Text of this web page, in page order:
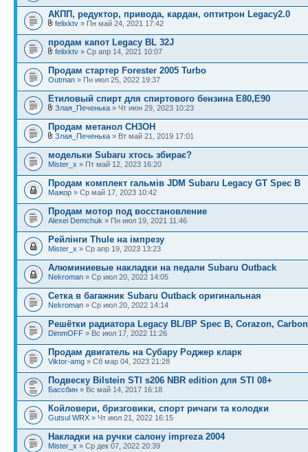
АКПП, редуктор, привода, кардан, оптитрон Legacy2.0
felixktv » Пн май 24, 2021 17:42
продам капот Legacy BL 32J
felixktv » Ср апр 14, 2021 10:07
Продам стартер Forester 2005 Turbo
Outman » Пн июл 25, 2022 19:37
Етиловый спирт для спиртового бензина Е80,Е90
Злая_Печенька » Чт июн 29, 2023 10:23
Продам метанол CH3OH
Злая_Печенька » Вт май 21, 2019 17:01
модельки Subaru хтось збирає?
Mister_x » Пт май 12, 2023 16:20
Продам комплект гальмів JDM Subaru Legacy GT Spec B
Мажор » Ср май 17, 2023 10:42
Продам мотор под восстановление
Alexei Demchuk » Пн июл 19, 2021 11:46
Рейлінги Thule на імпрезу
Mister_x » Ср апр 19, 2023 13:23
Алюминиевые накладки на педали Subaru Outback
Nekroman » Ср июл 20, 2022 14:05
Сетка в багажник Subaru Outback оригинальная
Nekroman » Ср июл 20, 2022 14:14
Решётки радиатора Legacy BL/BP Spec B, Corazon, Carbon
DimmOFF » Вс июл 17, 2022 11:26
Продам двигатель на Субару Роджер кларк
Viktor-amg » Сб мар 04, 2023 21:28
Подвеску Bilstein STI s206 NBR edition для STI 08+
Бассбин » Вс май 14, 2017 16:18
Койловери, бризговики, спорт ричаги та колодки
Gutsul WRX » Чт июл 21, 2022 16:15
Накладки на ручки салону impreza 2004
Mister_x » Ср дек 07, 2022 20:39